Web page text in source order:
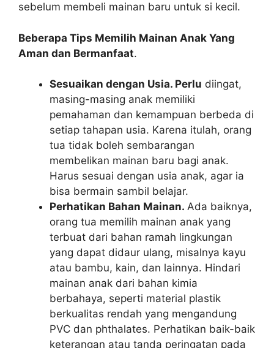
sebelum membeli mainan baru untuk si kecil.
Beberapa Tips Memilih Mainan Anak Yang
Aman dan Bermanfaat.
Sesuaikan dengan Usia. Perlu diingat,
masing-masing anak memiliki
pemahaman dan kemampuan berbeda di
setiap tahapan usia. Karena itulah, orang
tua tidak boleh sembarangan
membelikan mainan baru bagi anak.
Harus sesuai dengan usia anak, agar ia
bisa bermain sambil belajar.
Perhatikan Bahan Mainan. Ada baiknya,
orang tua memilih mainan anak yang
terbuat dari bahan ramah lingkungan
yang dapat didaur ulang, misalnya kayu
atau bambu, kain, dan lainnya. Hindari
mainan anak dari bahan kimia
berbahaya, seperti material plastik
berkualitas rendah yang mengandung
PVC dan phthalates. Perhatikan baik-baik
keterangan atau tanda peringatan pada